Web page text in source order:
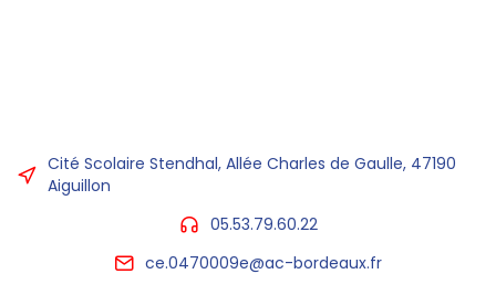
Cité Scolaire Stendhal, Allée Charles de Gaulle, 47190
Aiguillon
05.53.79.60.22
ce.0470009e@ac-bordeaux.fr